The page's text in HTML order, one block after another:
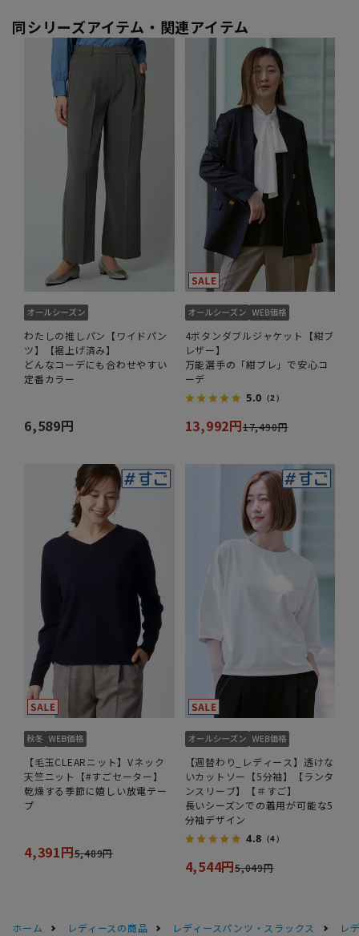
同シリーズアイテム・関連アイテム
わたしの推しパン【ワイドパン
ツ】【裾上げ済み】
どんなコーデにも合わせやすい
定番カラー
6,589円
4ボタンダブルジャケット【紺ブ
レザー】
万能選手の「紺ブレ」で安心コ
ーデ
5.0 （2）
13,992円17,490円
【毛玉CLEARニット】Vネック
天竺ニット【#すごセーター】
乾燥する季節に嬉しい放電テー
プ
4,391円5,489円
【週替わり_レディース】透けな
いカットソー【5分袖】【ランタ
ンスリーブ】【＃すご】
長いシーズンでの着用が可能な5
分袖デザイン
4.8 （4）
4,544円5,049円
ホーム レディースの商品 レディースパンツ・スラックス
レ